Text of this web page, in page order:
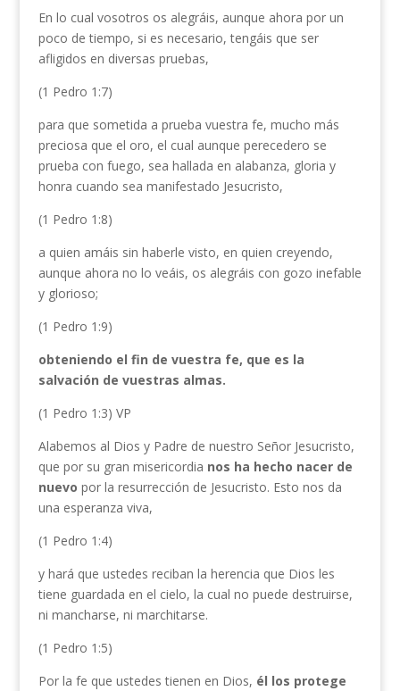
En lo cual vosotros os alegráis, aunque ahora por un
poco de tiempo, si es necesario, tengáis que ser
afligidos en diversas pruebas,
(1 Pedro 1:7)
para que sometida a prueba vuestra fe, mucho más
preciosa que el oro, el cual aunque perecedero se
prueba con fuego, sea hallada en alabanza, gloria y
honra cuando sea manifestado Jesucristo,
(1 Pedro 1:8)
a quien amáis sin haberle visto, en quien creyendo,
aunque ahora no lo veáis, os alegráis con gozo inefable
y glorioso;
(1 Pedro 1:9)
obteniendo el fin de vuestra fe, que es la
salvación de vuestras almas.
(1 Pedro 1:3) VP
Alabemos al Dios y Padre de nuestro Señor Jesucristo,
que por su gran misericordia nos ha hecho nacer de
nuevo por la resurrección de Jesucristo. Esto nos da
una esperanza viva,
(1 Pedro 1:4)
y hará que ustedes reciban la herencia que Dios les
tiene guardada en el cielo, la cual no puede destruirse,
ni mancharse, ni marchitarse.
(1 Pedro 1:5)
Por la fe que ustedes tienen en Dios, él los protege